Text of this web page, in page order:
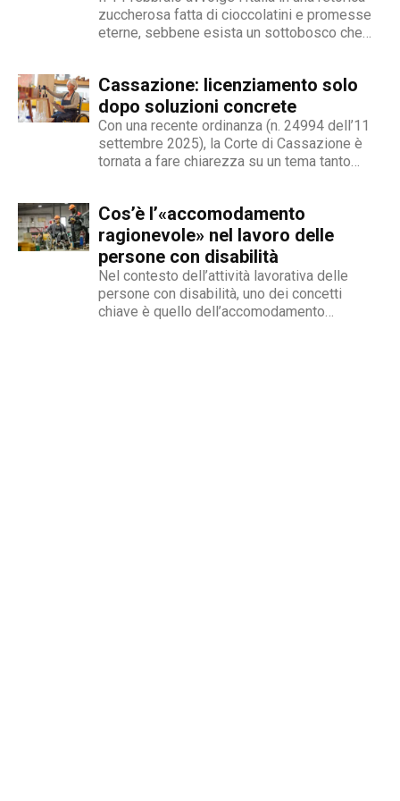
zuccherosa fatta di cioccolatini e promesse
eterne, sebbene esista un sottobosco che
un’opzione commerciale né un dato di di fatto,
ma...
Cassazione: licenziamento solo
dopo soluzioni concrete
Con una recente ordinanza (n. 24994 dell’11
settembre 2025), la Corte di Cassazione è
tornata a fare chiarezza su un tema tanto
che, a causa di una sopraggiunta disabilità,
non è più...
Cos’è l’«accomodamento
ragionevole» nel lavoro delle
persone con disabilità
Nel contesto dell’attività lavorativa delle
persone con disabilità, uno dei concetti
chiave è quello dell’accomodamento